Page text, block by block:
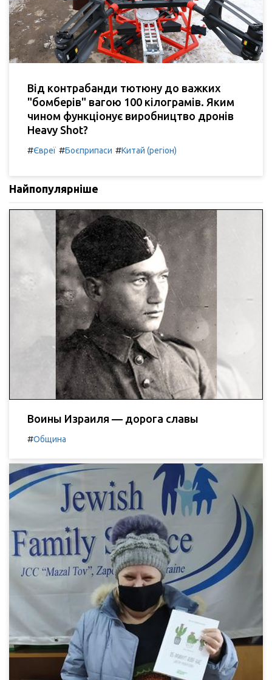
Від контрабанди тютюну до важких
"бомберів" вагою 100 кілограмів. Яким
чином функціонує виробництво дронів
Heavy Shot?
#Євреї #Боєприпаси #Китай (регіон)
Найпопулярніше
Воины Израиля — дорога славы
#Община